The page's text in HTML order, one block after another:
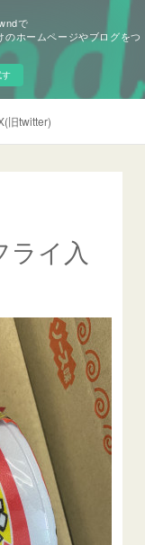
で
のホームページやブログをつ
旧twitter)
ライ入